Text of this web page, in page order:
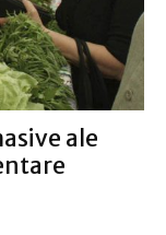
ale